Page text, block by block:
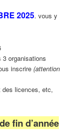
2025. vous y
organisations
inscrire (attention
des licences, etc,
fin d’année